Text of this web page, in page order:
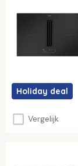
Holiday deal
Vergelijk